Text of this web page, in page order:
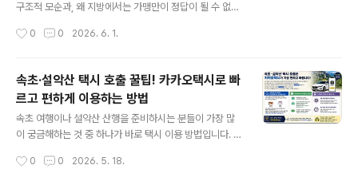
스를 기다리지 않아도 됨✔ 단독 또는 소규모 산행객에게
원센터가장 인기 있는 대청봉 코스입니다.소공원에서 오색
구조적 모순과, 왜 지방에서는 가맹만이 정답이 될 수 없는
였던 가맹과 비가맹의 실체, 과연 어떨까요?​1. 가맹이나 비
을 하면 무조건 콜을 쏟아부어 줄 거라 착각합니다. 하지만
현실은 냉정합니다. 전체 손님의 양은 정해져 있고, 가맹과
비가맹이 결국 나눠 먹는 구조입니다.• ​수요와 공급의 절대
법칙: 손님이 넘치는 출퇴근 시간이나 주말에는 비가맹도
콜이 많이 터집니다. 반대로 손님이 없는 비수기나 한가한
않습니다.• ​안정화된 적정선이 없는 콜: 시스템이 가맹 기
0 0 2026. 6. 1.
속초·설악산 택시 호출 꿀팁! 카카오택시로 빠
르고 편하게 이용하는 방법
속초 여행이나 설악산 산행을 준비하시는 분들이 가장 많
이 궁금해하는 것 중 하나가 바로 택시 이용 방법입니다. 특
용하는 일이 많아지는데요.속초와 설악산 일대에서 택시를
0 0 2026. 5. 18.